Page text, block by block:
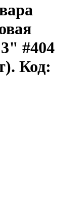
#404
. Код: